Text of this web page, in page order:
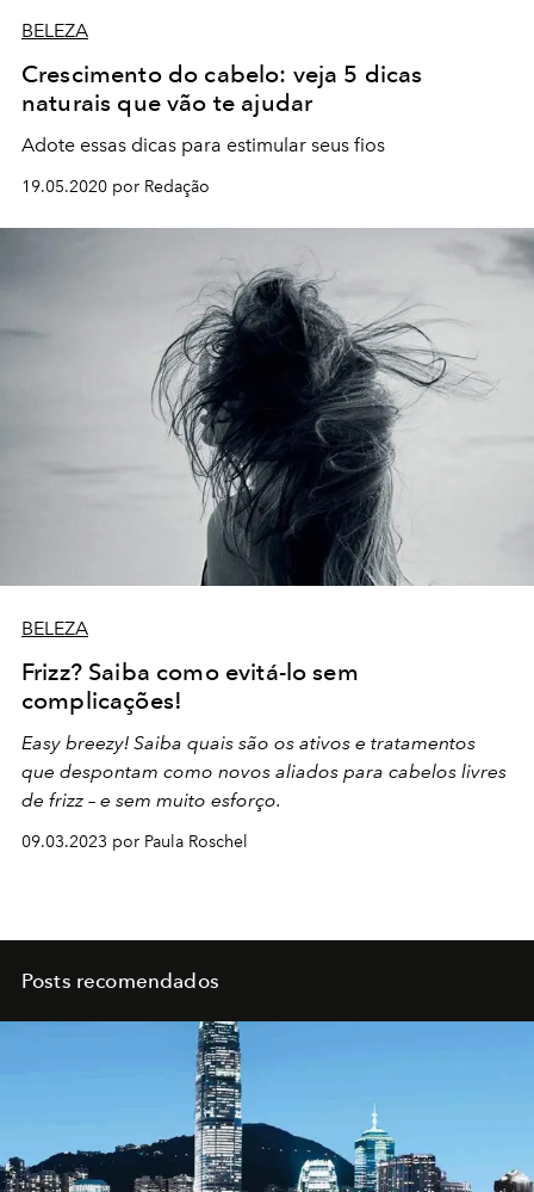
BELEZA
Crescimento do cabelo: veja 5 dicas
naturais que vão te ajudar
Adote essas dicas para estimular seus fios
19.05.2020 por Redação
BELEZA
Frizz? Saiba como evitá-lo sem
complicações!
Easy breezy! Saiba quais são os ativos e tratamentos
que despontam como novos aliados para cabelos livres
de frizz – e sem muito esforço.
09.03.2023 por Paula Roschel
Posts recomendados